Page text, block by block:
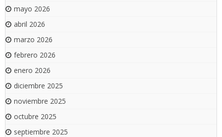
mayo 2026
abril 2026
marzo 2026
febrero 2026
enero 2026
diciembre 2025
noviembre 2025
octubre 2025
septiembre 2025